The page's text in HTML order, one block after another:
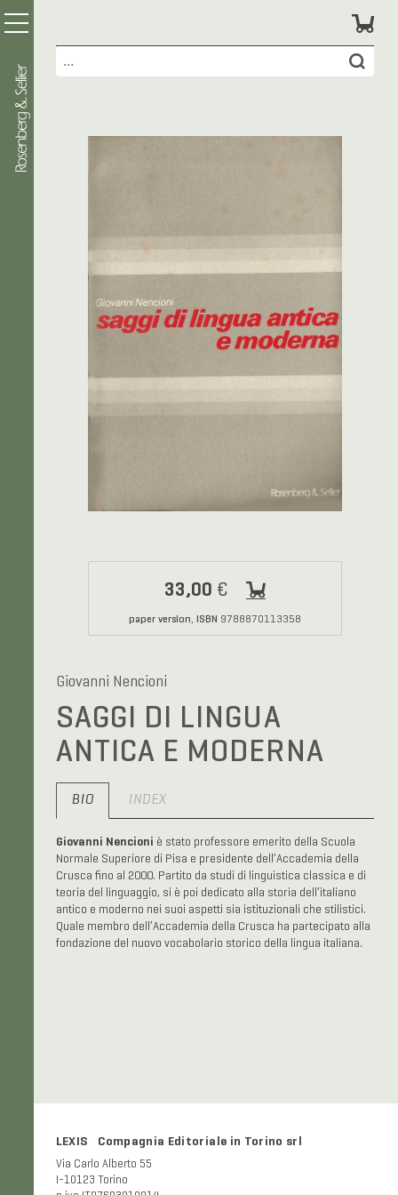
33,00 €
paper version, ISBN 9788870113358
Giovanni Nencioni
SAGGI DI LINGUA
ANTICA E MODERNA
BIO INDEX
Giovanni Nencioni è stato professore emerito della Scuola
Normale Superiore di Pisa e presidente dell’Accademia della
Crusca fino al 2000. Partito da studi di linguistica classica e di
teoria del linguaggio, si è poi dedicato alla storia dell’italiano
antico e moderno nei suoi aspetti sia istituzionali che stilistici.
Quale membro dell’Accademia della Crusca ha partecipato alla
fondazione del nuovo vocabolario storico della lingua italiana.
LEXIS Compagnia Editoriale in Torino srl
Via Carlo Alberto 55
I-10123 Torino